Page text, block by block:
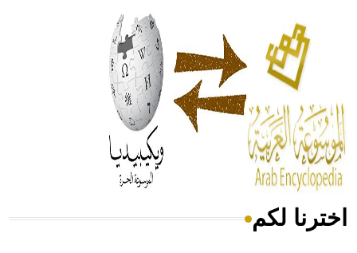
الحكم، الأدلة، تنظيم التغذية، ورسالته في جروح الرأس. ويعود
له الفضل بأنه حرر الطب من الدين والفلسفة.
- هل تعلم أن المرجان إفراز حيواني يتكون في البحر ويتركب
من مادة كربونات الكلسيوم، وهو أحمر أو شديد الحمرة وهو
أجود أنواعه، ويمتاز بكبر الحجم ويسمى الش
هل تعلم أن الأبسيد كلمة فرنسية اللفظ تم اعتمادها مصطلحاً
اخترنا لكم